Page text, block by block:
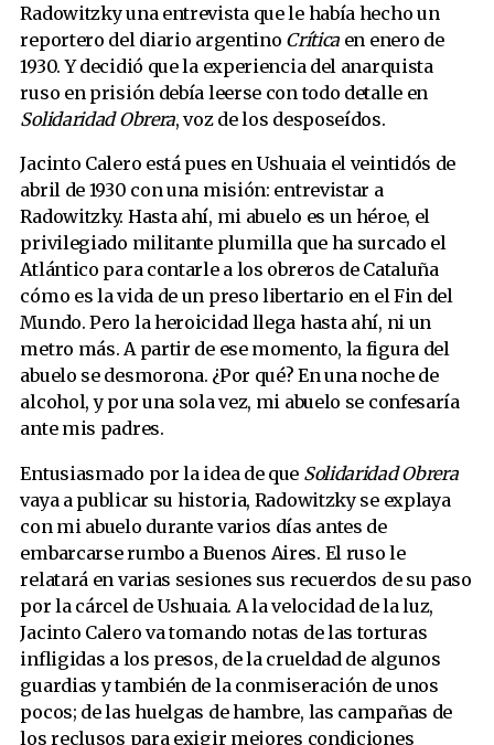
Radowitzky una entrevista que le había hecho un
reportero del diario argentino Crítica en enero de
1930. Y decidió que la experiencia del anarquista
ruso en prisión debía leerse con todo detalle en
Solidaridad Obrera, voz de los desposeídos.
Jacinto Calero está pues en Ushuaia el veintidós de
abril de 1930 con una misión: entrevistar a
Radowitzky. Hasta ahí, mi abuelo es un héroe, el
privilegiado militante plumilla que ha surcado el
Atlántico para contarle a los obreros de Cataluña
cómo es la vida de un preso libertario en el Fin del
Mundo. Pero la heroicidad llega hasta ahí, ni un
metro más. A partir de ese momento, la figura del
abuelo se desmorona. ¿Por qué? En una noche de
alcohol, y por una sola vez, mi abuelo se confesaría
ante mis padres.
Entusiasmado por la idea de que Solidaridad Obrera
vaya a publicar su historia, Radowitzky se explaya
con mi abuelo durante varios días antes de
embarcarse rumbo a Buenos Aires. El ruso le
relatará en varias sesiones sus recuerdos de su paso
por la cárcel de Ushuaia. A la velocidad de la luz,
Jacinto Calero va tomando notas de las torturas
infligidas a los presos, de la crueldad de algunos
guardias y también de la conmiseración de unos
pocos; de las huelgas de hambre, las campañas de
los reclusos para exigir mejores condiciones